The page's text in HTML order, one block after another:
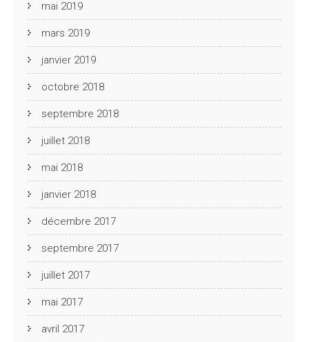
mai 2019
mars 2019
janvier 2019
octobre 2018
septembre 2018
juillet 2018
mai 2018
janvier 2018
décembre 2017
septembre 2017
juillet 2017
mai 2017
avril 2017